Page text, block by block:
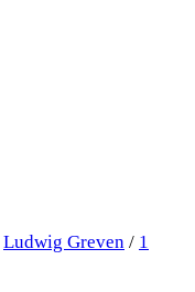
Ludwig Greven / 1